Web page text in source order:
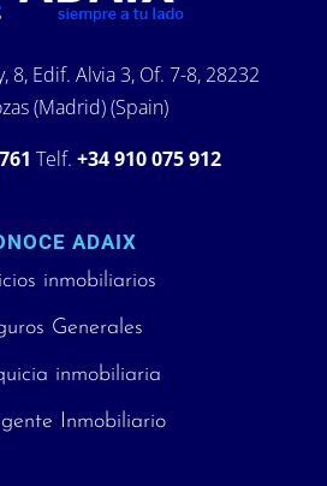
8, Edif. Alvia 3, Of. 7-8, 28232
(Madrid) (Spain)
Telf.+34 910 075 912
ADAIX
inmobiliarios
Generales
inmobiliaria
Inmobiliario